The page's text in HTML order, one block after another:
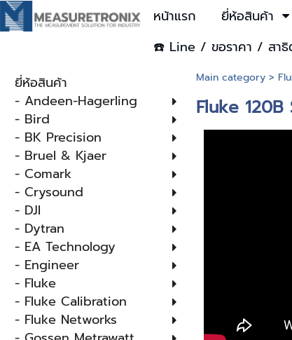
หน้าแรก ยี่ห้อสินค้า
☎️ Line / ขอราคา / สาธิ
ยี่ห้อสินค้า
- Andeen-Hagerling
- Bird
- BK Precision
- Bruel & Kjaer
- Comark
- Crysound
- DJI
- Dytran
- EA Technology
- Engineer
- Fluke
- Fluke Calibration
- Fluke Networks
Main category>
Fluke 120B